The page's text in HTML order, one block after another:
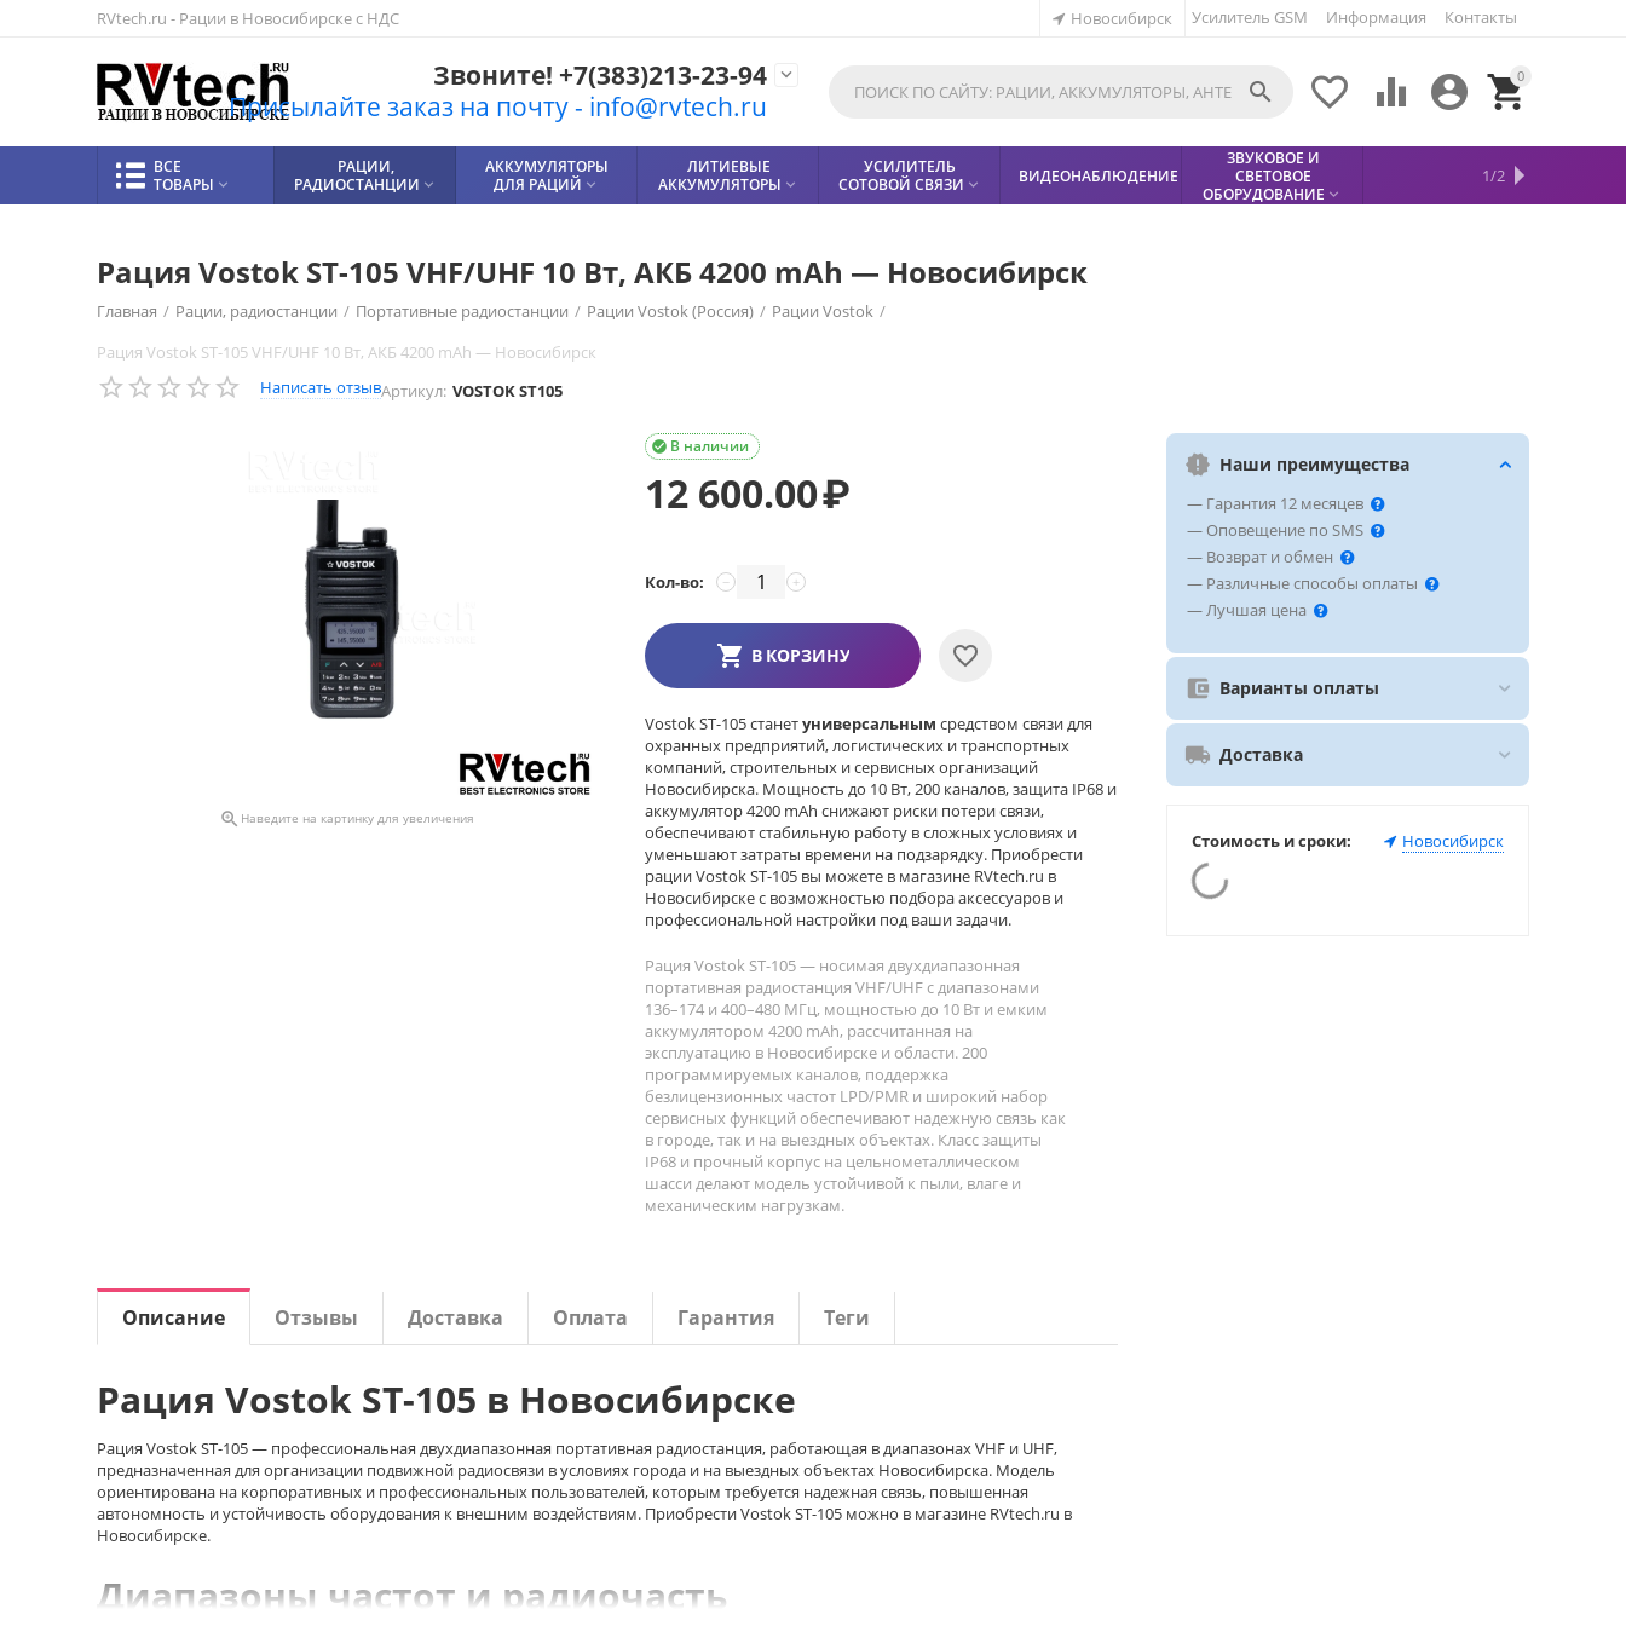
RVtech.ru - Рации в Новосибирске с НДС Усилитель GSM Информация Контакты
Новосибирск
Звоните! +7(383)213-23-94
Присылайте заказ на почту - info@rvtech.ru
 0


 

ВСЕ
ТОВАРЫ 
РАЦИИ,
РАДИОСТАНЦИИ 
АККУМУЛЯТОРЫ
ДЛЯ РАЦИЙ 
ЛИТИЕВЫЕ
АККУМУЛЯТОРЫ 
УСИЛИТЕЛЬ
СОТОВОЙ СВЯЗИ  ВИДЕОНАБЛЮДЕНИЕ
ЗВУКОВОЕ И
СВЕТОВОЕ
ОБОРУДОВАНИЕ 
МЕТАЛЛОДЕТЕКТОР
СФИНКС (SPHINX)
БЕЗОПАСНОСТЬ
КИСЛОТНЫЕ
АККУМУЛЯТОРЫ
1/2
Рация Vostok ST-105 VHF/UHF 10 Вт, АКБ 4200 mAh — Новосибирск
Главная / Рации, радиостанции / Портативные радиостанции / Рации Vostok (Россия) / Рации Vostok /
Рация Vostok ST-105 VHF/UHF 10 Вт, АКБ 4200 mAh — Новосибирск
Написать отзывАртикул: VOSTOK ST105
 Наведите на картинку для увеличения
В наличии

12 600.00₽
Кол-во: +
−
В КОРЗИНУ
Vostok ST-105 станетуниверсальным средством связи для
охранных предприятий, логистических и транспортных
компаний, строительных и сервисных организаций
Новосибирска. Мощность до 10 Вт, 200 каналов, защита IP68 и
аккумулятор 4200 mAh снижают риски потери связи,
обеспечивают стабильную работу в сложных условиях и
уменьшают затраты времени на подзарядку. Приобрести
рации Vostok ST-105 вы можете в магазине RVtech.ru в
Новосибирске с возможностью подбора аксессуаров и
профессиональной настройки под ваши задачи.
Рация Vostok ST-105 — носимая двухдиапазонная
портативная радиостанция VHF/UHF с диапазонами
136–174 и 400–480 МГц, мощностью до 10 Вт и емким
аккумулятором 4200 mAh, рассчитанная на
эксплуатацию в Новосибирске и области. 200
программируемых каналов, поддержка
безлицензионных частот LPD/PMR и широкий набор
сервисных функций обеспечивают надежную связь как
в городе, так и на выездных объектах. Класс защиты
IP68 и прочный корпус на цельнометаллическом
шасси делают модель устойчивой к пыли, влаге и
механическим нагрузкам.
Наши преимущества
— Гарантия 12 месяцев
— Оповещение по SMS
— Возврат и обмен
— Различные способы оплаты
— Лучшая цена
Варианты оплаты
Доставка
Стоимость и сроки: Новосибирск
Описание Отзывы Доставка Оплата Гарантия Теги
Рация Vostok ST-105 в Новосибирске
Рация Vostok ST-105 — профессиональная двухдиапазонная портативная радиостанция, работающая в диапазонах VHF и UHF,
предназначенная для организации подвижной радиосвязи в условиях города и на выездных объектах Новосибирска. Модель
ориентирована на корпоративных и профессиональных пользователей, которым требуется надежная связь, повышенная
автономность и устойчивость оборудования к внешним воздействиям. Приобрести Vostok ST-105 можно в магазине RVtech.ru в
Новосибирске.
Диапазоны частот и радиочасть